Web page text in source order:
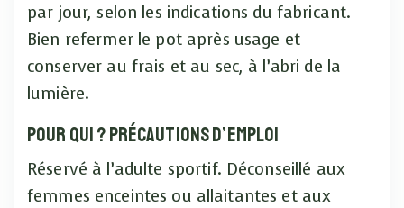
par jour, selon les indications du fabricant.
Bien refermer le pot après usage et
conserver au frais et au sec, à l’abri de la
lumière.
Pour qui ? Précautions d’emploi
Réservé à l’adulte sportif. Déconseillé aux
femmes enceintes ou allaitantes et aux